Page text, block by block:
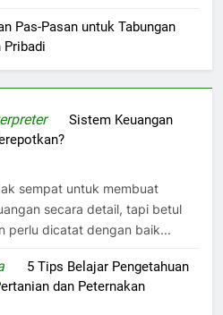
Pas-Pasan untuk Tabungan
Pribadi
onSistem Keuangan
sempat untuk membuat
secara detail, tapi betul
perlu dicatat dengan baik...
5 Tips Belajar Pengetahuan
dan Peternakan